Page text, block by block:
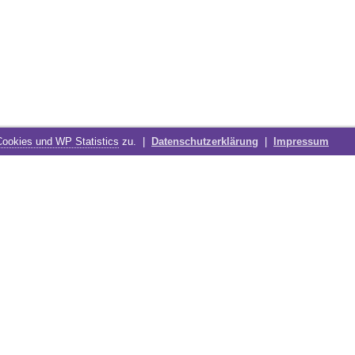
und WP Statistics zu. | Datenschutzerklärung Impressum